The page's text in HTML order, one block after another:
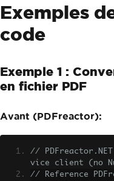
Exemples
code
Exemple 1 :
en fichier PDF
Avant (PDFreactor):
//
vice client (no
// Reference